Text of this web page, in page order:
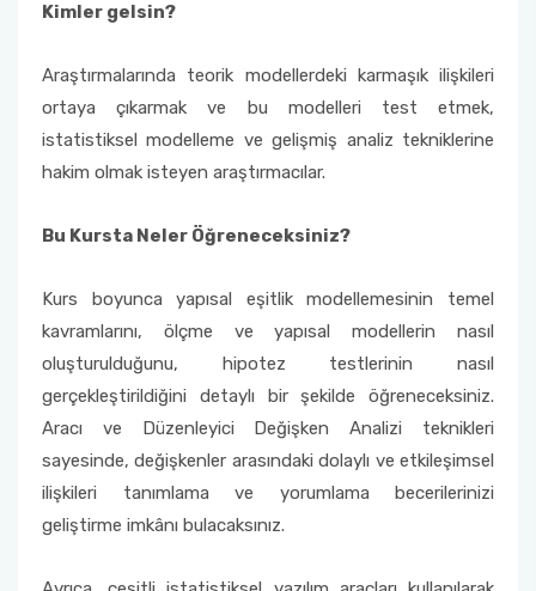
Kimler gelsin?
Araştırmalarında teorik modellerdeki karmaşık ilişkileri
ortaya çıkarmak ve bu modelleri test etmek,
istatistiksel modelleme ve gelişmiş analiz tekniklerine
hakim olmak isteyen araştırmacılar.
Bu Kursta Neler Öğreneceksiniz?
Kurs boyunca yapısal eşitlik modellemesinin temel
kavramlarını, ölçme ve yapısal modellerin nasıl
oluşturulduğunu, hipotez testlerinin nasıl
gerçekleştirildiğini detaylı bir şekilde öğreneceksiniz.
Aracı ve Düzenleyici Değişken Analizi teknikleri
sayesinde, değişkenler arasındaki dolaylı ve etkileşimsel
ilişkileri tanımlama ve yorumlama becerilerinizi
geliştirme imkânı bulacaksınız.